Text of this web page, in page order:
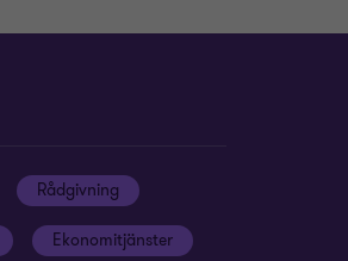
Rådgivning
Ekonomitjänster